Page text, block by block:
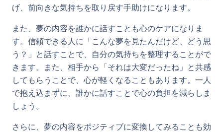
げ、前向きな気持ちを取り戻す手助けになります。
また、夢の内容を誰かに話すことも心のケアになりま
す。信頼できる人に「こんな夢を見たんだけど、どう思
う？」と話すことで、自分の気持ちを整理することがで
きます。また、相手から「それは大変だったね」と共感
してもらうことで、心が軽くなることもあります。一人
で抱え込まずに、誰かに話すことで心の負担を減らしま
しょう。
さらに、夢の内容をポジティブに変換してみることも効